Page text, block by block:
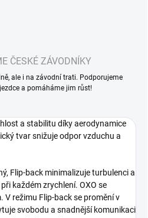
ČESKÉ ZÁVODNÍKY
ale i na závodní trati. Podporujeme
a pomáháme jim růst!
a stabilitu díky aerodynamice
tvar snižuje odpor vzduchu a
Flip-back minimalizuje turbulenci a
každém zrychlení. OXO se
V režimu Flip-back se promění v
svobodu a snadnější komunikaci